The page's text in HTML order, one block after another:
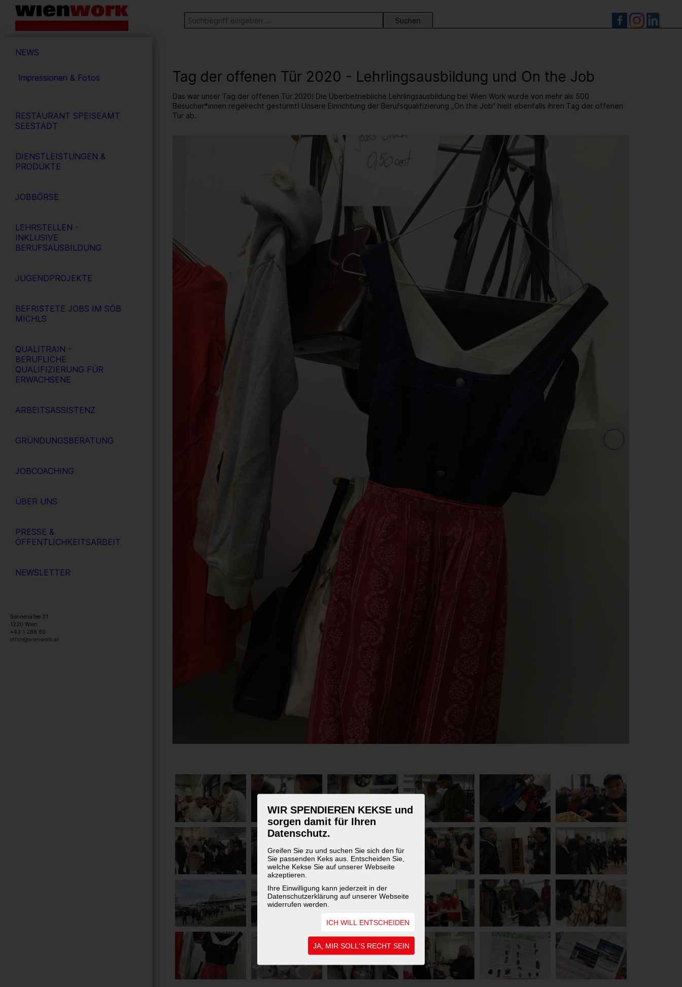
WIR SPENDIEREN KEKSE und
sorgen damit für Ihren
Datenschutz.
Greifen Sie zu und suchen Sie sich den für
Sie passenden Keks aus. Entscheiden Sie,
welche Kekse Sie auf unserer Webseite
akzeptieren.
Ihre Einwilligung kann jederzeit in der
Datenschutzerklärung auf unserer Webseite
widerrufen werden.
ICH WILL ENTSCHEIDEN
JA, MIR SOLL'S RECHT SEIN
Barrierefreie
Bedienung
Webseite
Stichwortsuche
SUCHE
NEWS
Impressionen & Fotos
RESTAURANT SPEISEAMT
SEESTADT
DIENSTLEISTUNGEN &
PRODUKTE
JOBBÖRSE
LEHRSTELLEN -
INKLUSIVE
BERUFSAUSBILDUNG
JUGENDPROJEKTE
BEFRISTETE JOBS IM SÖB
MICHLS
QUALITRAIN -
BERUFLICHE
QUALIFIZIERUNG FÜR
ERWACHSENE
ARBEITSASSISTENZ
GRÜNDUNGSBERATUNG
JOBCOACHING
ÜBER UNS
PRESSE &
ÖFFENTLICHKEITSARBEIT
NEWSLETTER
Sonnenallee 31
1220 Wien
+43 1 288 80
office@wienwork.at
Tag der offenen Tür 2020 - Lehrlingsausbildung und On the Job
Das war unser Tag der offenen Tür 2020! Die Überbetriebliche Lehrlingsausbildung bei Wien Work wurde von mehr als 500
Besucher*innen regelrecht gestürmt! Unsere Einrichtung der Berufsqualifizierung „On the Job“ hielt ebenfalls ihren Tag der offenen
Tür ab.